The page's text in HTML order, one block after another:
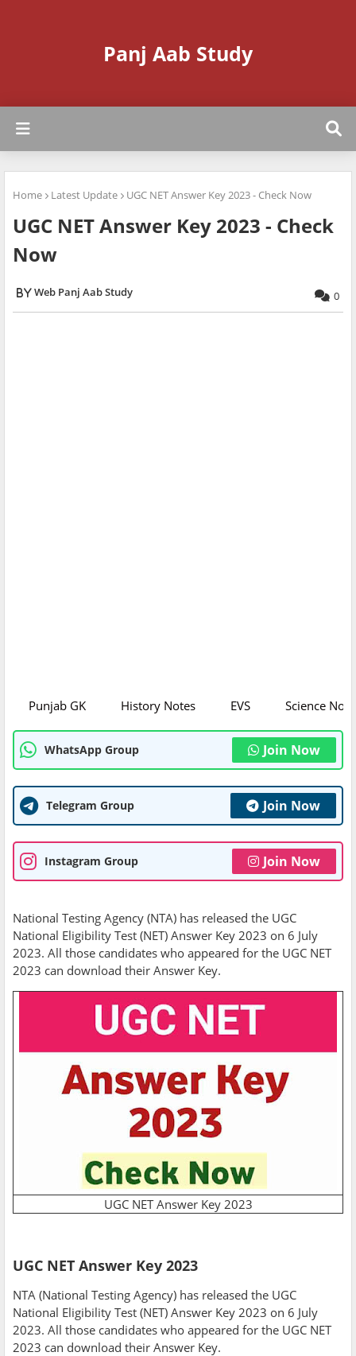
Panj Aab Study
Home Latest Update UGC NET Answer Key 2023 - Check Now
UGC NET Answer Key 2023 - Check
Now
Web Panj Aab Study 0
Punjab GK History Notes EVS Science
WhatsApp Group Join Now
Telegram Group Join Now
Instagram Group Join Now
National Testing Agency (NTA) has released the UGC
National Eligibility Test (NET) Answer Key 2023 on 6 July
2023. All those candidates who appeared for the UGC NET
2023 can download their Answer Key.
UGC NET Answer Key 2023
UGC NET Answer Key 2023
NTA (National Testing Agency) has released the UGC
National Eligibility Test (NET) Answer Key 2023 on 6 July
2023. All those candidates who appeared for the UGC NET
2023 can download their Answer Key.